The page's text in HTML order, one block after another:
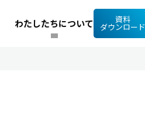
わたしたちについて
資料
ダウンロード